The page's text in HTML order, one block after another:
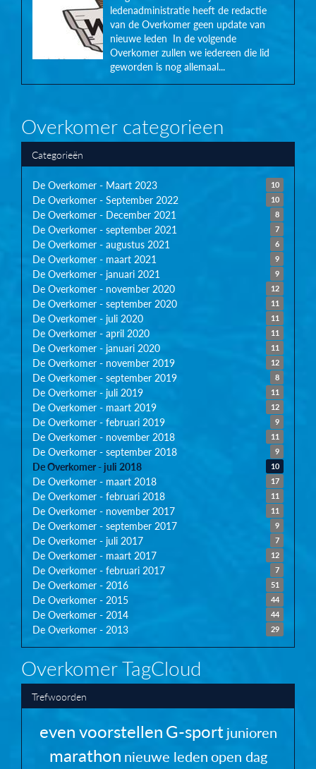
ledenadministratie heeft de redactie
van de Overkomer geen update van
nieuwe leden In de volgende
Overkomer zullen we iedereen die lid
geworden is nog allemaal...
Overkomer categorieen
Categorieën
10
De Overkomer - Maart 2023
10
De Overkomer - September 2022
8
De Overkomer - December 2021
7
De Overkomer - september 2021
6
De Overkomer - augustus 2021
9
De Overkomer - maart 2021
9
De Overkomer - januari 2021
12
De Overkomer - november 2020
11
De Overkomer - september 2020
11
De Overkomer - juli 2020
11
De Overkomer - april 2020
11
De Overkomer - januari 2020
12
De Overkomer - november 2019
8
De Overkomer - september 2019
11
De Overkomer - juli 2019
12
De Overkomer - maart 2019
9
De Overkomer - februari 2019
11
De Overkomer - november 2018
9
De Overkomer - september 2018
10
De Overkomer - juli 2018
17
De Overkomer - maart 2018
11
De Overkomer - februari 2018
11
De Overkomer - november 2017
9
De Overkomer - september 2017
7
De Overkomer - juli 2017
12
De Overkomer - maart 2017
7
De Overkomer - februari 2017
51
De Overkomer - 2016
44
De Overkomer - 2015
44
De Overkomer - 2014
29
De Overkomer - 2013
Overkomer TagCloud
Trefwoorden
even voorstellenG-sportjunioren
marathon nieuwe ledenopen dag